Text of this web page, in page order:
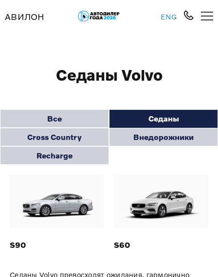
АВИЛОН ENG
Седаны Volvo
Все
Седаны
Cross Country
Внедорожники
Recharge
S90 S60
Седаны Volvo превосходят ожидания, гармонично